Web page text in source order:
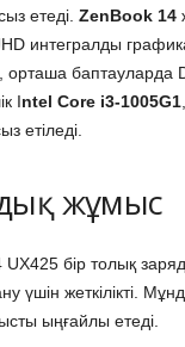
етеді. ZenBook 14
интегралды
баптауларда
Intel Core i3-1005G1,
етіледі.
жұмыс
бір толық
үшін жеткілікті.
ыңғайлы етеді.